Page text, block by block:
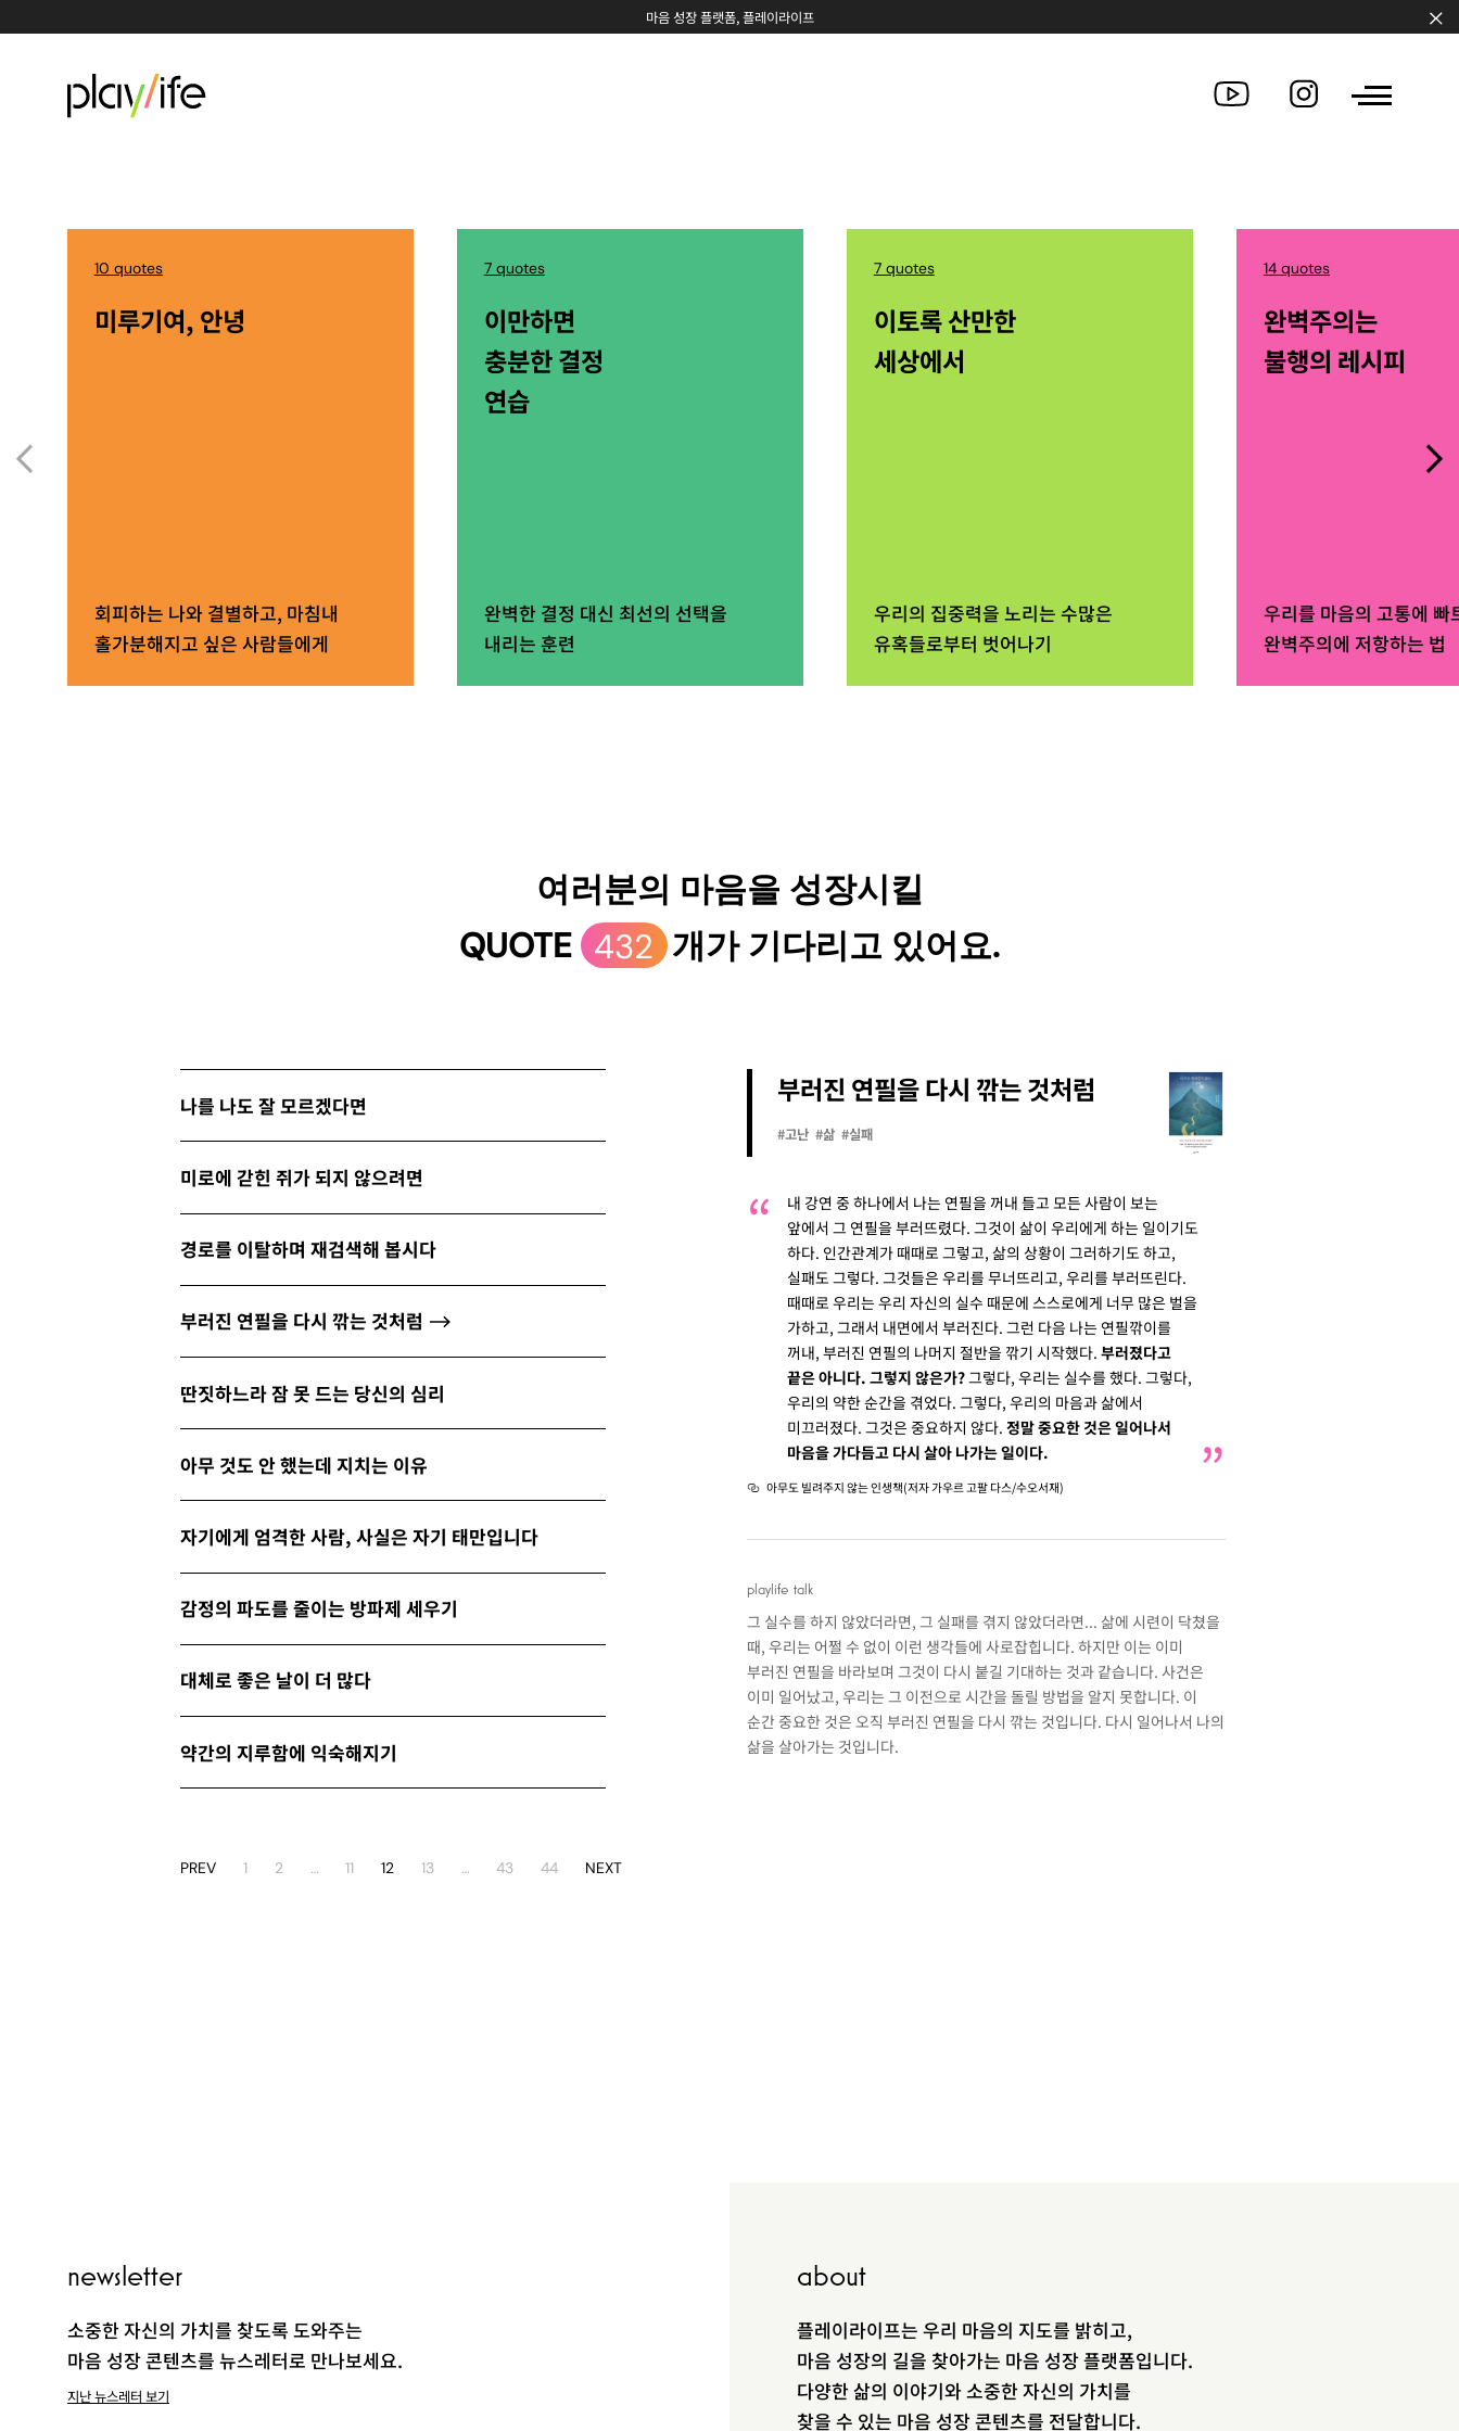
마음 성장 플랫폼, 플레이라이프
CHALLENGE
PEOPLE
CLUB
newsletter
소중한 자신의 가치를 찾도록 도와주는
10 quotes
미루기여, 안녕
회피하는 나와 결별하고, 마침내
홀가분해지고 싶은 사람들에게
7 quotes
이만하면
충분한 결정
연습
완벽한 결정 대신 최선의 선택을
내리는 훈련
7 quotes
이토록 산만한
세상에서
우리의 집중력을 노리는 수많은
유혹들로부터 벗어나기
14 quotes
완벽주의는
불행의 레시피
우리를 마음의 고통에 빠
완벽주의에 저항하는 법
여러분의 마음을 성장시킬
QUOTE 432 개가 기다리고 있어요.
나를 나도 잘 모르겠다면
미로에 갇힌 쥐가 되지 않으려면
경로를 이탈하며 재검색해 봅시다
부러진 연필을 다시 깎는 것처럼
딴짓하느라 잠 못 드는 당신의 심리
아무 것도 안 했는데 지치는 이유
자기에게 엄격한 사람, 사실은 자기 태만입니다
감정의 파도를 줄이는 방파제 세우기
대체로 좋은 날이 더 많다
약간의 지루함에 익숙해지기
부러진 연필을 다시 깎는 것처럼
#고난 #삶 #실패
내 강연 중 하나에서 나는 연필을 꺼내 들고 모든 사람이 보는
앞에서 그 연필을 부러뜨렸다. 그것이 삶이 우리에게 하는 일이기도
하다. 인간관계가 때때로 그렇고, 삶의 상황이 그러하기도 하고,
실패도 그렇다. 그것들은 우리를 무너뜨리고, 우리를 부러뜨린다.
때때로 우리는 우리 자신의 실수 때문에 스스로에게 너무 많은 벌을
가하고, 그래서 내면에서 부러진다. 그런 다음 나는 연필깎이를
꺼내, 부러진 연필의 나머지 절반을 깎기 시작했다. 부러졌다고
끝은 아니다. 그렇지 않은가?그렇다, 우리는 실수를 했다. 그렇다,
우리의 약한 순간을 겪었다. 그렇다, 우리의 마음과 삶에서
미끄러졌다. 그것은 중요하지 않다. 정말 중요한 것은 일어나서
마음을 가다듬고 다시 살아 나가는 일이다.
아무도 빌려주지 않는 인생책(저자 가우르 고팔 다스/수오서재)
playlife talk
그 실수를 하지 않았더라면, 그 실패를 겪지 않았더라면... 삶에 시련이 닥쳤을
때, 우리는 어쩔 수 없이 이런 생각들에 사로잡힙니다. 하지만 이는 이미
부러진 연필을 바라보며 그것이 다시 붙길 기대하는 것과 같습니다. 사건은
이미 일어났고, 우리는 그 이전으로 시간을 돌릴 방법을 알지 못합니다. 이
순간 중요한 것은 오직 부러진 연필을 다시 깎는 것입니다. 다시 일어나서 나의
삶을 살아가는 것입니다.
PREV 1 2 … 11 12 13 … 43 44 NEXT
newsletter
소중한 자신의 가치를 찾도록 도와주는
마음 성장 콘텐츠를 뉴스레터로 만나보세요.
지난 뉴스레터 보기
about
플레이라이프는 우리 마음의 지도를 밝히고,
마음 성장의 길을 찾아가는 마음 성장 플랫폼입니다.
다양한 삶의 이야기와 소중한 자신의 가치를
찾을 수 있는 마음 성장 콘텐츠를 전달합니다.